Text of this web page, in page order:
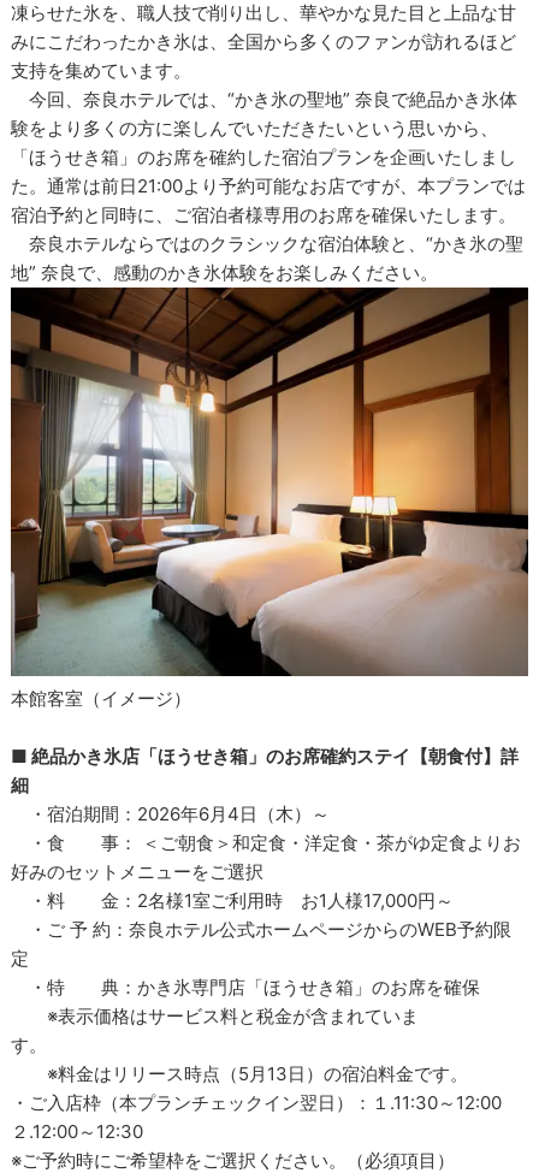
凍らせた氷を、職人技で削り出し、華やかな見た目と上品な甘
みにこだわったかき氷は、全国から多くのファンが訪れるほど
支持を集めています。
今回、奈良ホテルでは、“かき氷の聖地” 奈良で絶品かき氷体
験をより多くの方に楽しんでいただきたいという思いから、
「ほうせき箱」のお席を確約した宿泊プランを企画いたしまし
た。通常は前日21:00より予約可能なお店ですが、本プランでは
宿泊予約と同時に、ご宿泊者様専用のお席を確保いたします。
奈良ホテルならではのクラシックな宿泊体験と、“かき氷の聖
地” 奈良で、感動のかき氷体験をお楽しみください。
本館客室（イメージ）
■ 絶品かき氷店「ほうせき箱」のお席確約ステイ【朝食付】詳
細
・宿泊期間：2026年6月4日（木）～
・食 事： ＜ご朝食＞和定食・洋定食・茶がゆ定食よりお
好みのセットメニューをご選択
・料 金：2名様1室ご利用時 お1人様17,000円～
・ご 予 約：奈良ホテル公式ホームページからのWEB予約限
定
・特 典：かき氷専門店「ほうせき箱」のお席を確保
※表示価格はサービス料と税金が含まれていま
す。
※料金はリリース時点（5月13日）の宿泊料金です。
・ご入店枠（本プランチェックイン翌日）：１.11:30～12:00
２.12:00～12:30
※ご予約時にご希望枠をご選択ください。（必須項目）